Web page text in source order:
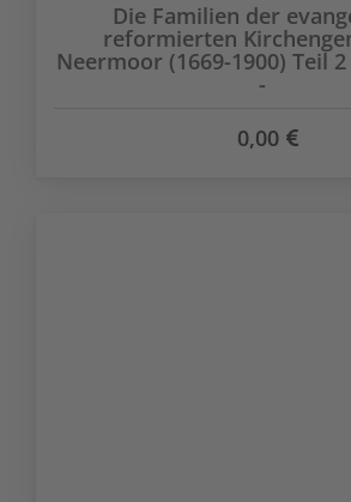
Die Familien der
reformierten
Neermoor (1669-1900) Teil
-
0,00